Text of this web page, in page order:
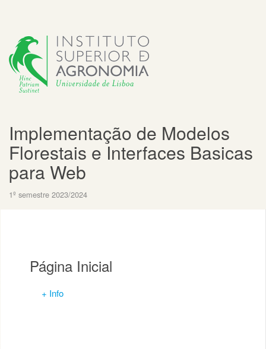
Implementação de Modelos
Florestais e Interfaces Basicas
para Web
1º semestre 2023/2024
Página Inicial
+ Info